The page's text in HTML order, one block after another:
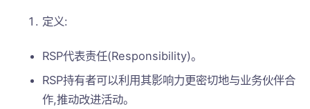
定义:
RSP代表责任(Responsibility)。
RSP持有者可以利用其影响力更密切地与业务伙伴合
作,推动改进活动。